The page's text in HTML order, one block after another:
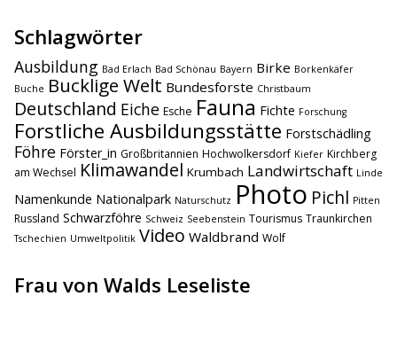
Schlagwörter
Ausbildung Bad Erlach Bad Schönau Bayern Birke Borkenkäfer
Buche Bucklige Welt Bundesforste Christbaum
Deutschland Eiche Esche Fauna Fichte Forschung
Forstliche Ausbildungsstätte Forstschädling
Föhre Förster_in Großbritannien Hochwolkersdorf Kiefer Kirchberg
am Wechsel Klimawandel Krumbach Landwirtschaft Linde
Namenkunde Nationalpark Naturschutz Photo Pichl Pitten
Russland Schwarzföhre Schweiz Seebenstein Tourismus Traunkirchen
Tschechien Umweltpolitik Video Waldbrand Wolf
Frau von Walds Leseliste